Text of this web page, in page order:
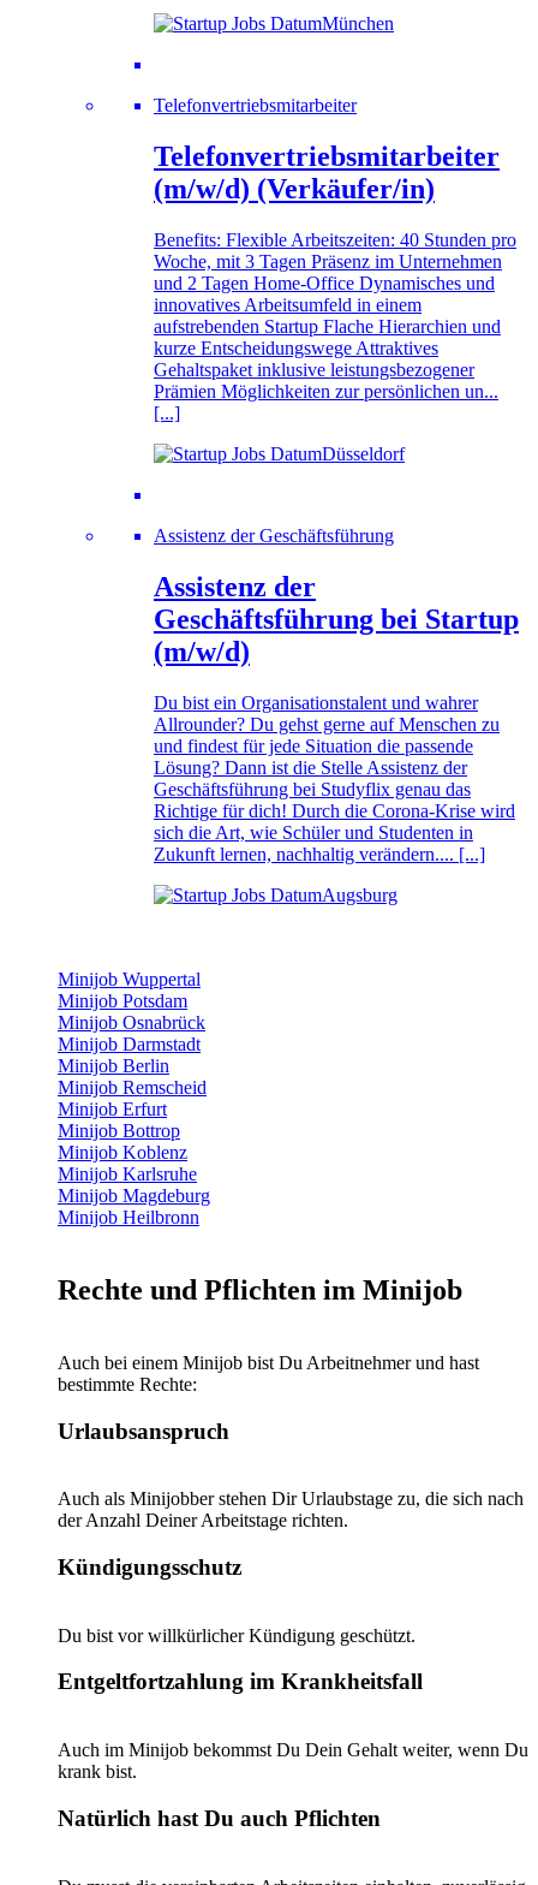
München
Telefonvertriebsmitarbeiter
Telefonvertriebsmitarbeiter
(m/w/d) (Verkäufer/in)
Benefits: Flexible Arbeitszeiten: 40 Stunden pro
Woche, mit 3 Tagen Präsenz im Unternehmen
und 2 Tagen Home-Office Dynamisches und
innovatives Arbeitsumfeld in einem
aufstrebenden Startup Flache Hierarchien und
kurze Entscheidungswege Attraktives
Gehaltspaket inklusive leistungsbezogener
Prämien Möglichkeiten zur persönlichen un...
[...]
Düsseldorf
Assistenz der Geschäftsführung
Assistenz der
Geschäftsführung bei Startup
(m/w/d)
Du bist ein Organisationstalent und wahrer
Allrounder? Du gehst gerne auf Menschen zu
und findest für jede Situation die passende
Lösung? Dann ist die Stelle Assistenz der
Geschäftsführung bei Studyflix genau das
Richtige für dich! Durch die Corona-Krise wird
sich die Art, wie Schüler und Studenten in
Zukunft lernen, nachhaltig verändern.... [...]
Augsburg
Minijob Wuppertal
Minijob Potsdam
Minijob Osnabrück
Minijob Darmstadt
Minijob Berlin
Minijob Remscheid
Minijob Erfurt
Minijob Bottrop
Minijob Koblenz
Minijob Karlsruhe
Minijob Magdeburg
Minijob Heilbronn
Rechte und Pflichten im Minijob
Auch bei einem Minijob bist Du Arbeitnehmer und hast
bestimmte Rechte:
Urlaubsanspruch
Auch als Minijobber stehen Dir Urlaubstage zu, die sich nach
der Anzahl Deiner Arbeitstage richten.
Kündigungsschutz
Du bist vor willkürlicher Kündigung geschützt.
Entgeltfortzahlung im Krankheitsfall
Auch im Minijob bekommst Du Dein Gehalt weiter, wenn Du
krank bist.
Natürlich hast Du auch Pflichten